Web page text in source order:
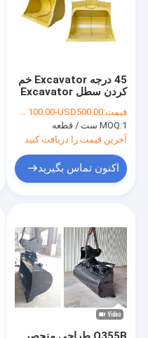
45 درجه Excavator خم
کردن سطل Excavator
قیمت:USD 100.00-USD500.00
MOQ:1 ست / قطعه
آخرین قیمت را دریافت کنید
اکنون تماس بگیرید